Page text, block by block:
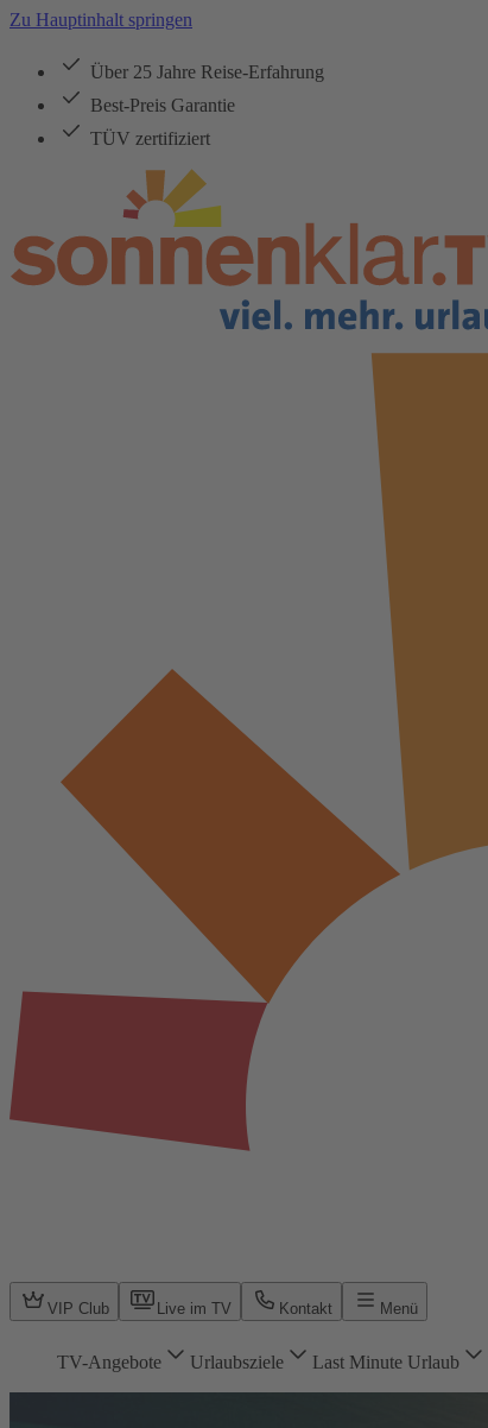
Zu Hauptinhalt springen
Über 25 Jahre Reise-Erfahrung
Best-Preis Garantie
TÜV zertifiziert
VIP Club Live im TV Kontakt Menü
TV-Angebote Urlaubsziele Last Minute Urlaub